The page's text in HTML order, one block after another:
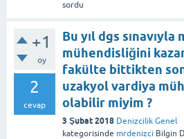
sordu
+1
oy
2
cevap
Bu yıl dgs sınavıyla
mühendisliğini
fakülte bittikten
uzakyol vardiya
olabilir miyim ?
3 Şubat 2018 Denizcilik Genel
kategorisinde mrdenizci Bilgin